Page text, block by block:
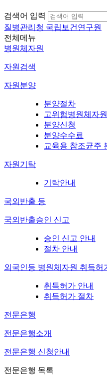
검색어 입력
질병관리청 국립보건연구원
전체메뉴
병원체자원
자원검색
자원분양
분양절차
고위험병원체자
분양신청
분양수수료
교육용 참조균주
자원기탁
기탁안내
국외반출 등
국외반출승인 신고
승인 신고 안내
절차 안내
외국인등 병원체자원 취득허
취득허가 안내
취득허가 절차
전문은행
전문은행소개
전문은행 신청안내
전문은행 목록